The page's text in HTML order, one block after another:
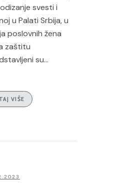
svesti i
u Palati Srbija, u
poslovnih žena
zaštitu
su...
VIŠE